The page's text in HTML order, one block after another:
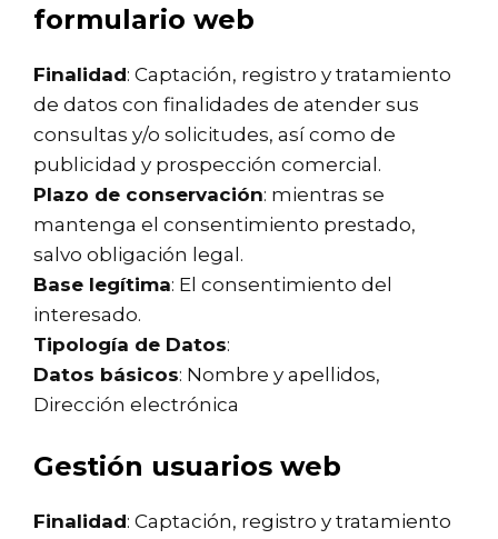
formulario web
Finalidad: Captación, registro y tratamiento
de datos con finalidades de atender sus
consultas y/o solicitudes, así como de
publicidad y prospección comercial.
Plazo de conservación: mientras se
mantenga el consentimiento prestado,
salvo obligación legal.
Base legítima: El consentimiento del
interesado.
Tipología de Datos:
Datos básicos: Nombre y apellidos,
Dirección electrónica
Gestión usuarios web
Finalidad: Captación, registro y tratamiento